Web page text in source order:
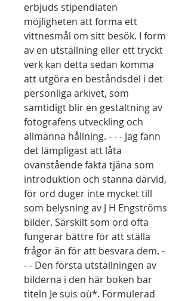
erbjuds stipendiaten
möjligheten att forma ett
vittnesmål om sitt besök. I form
av en utställning eller ett tryckt
verk kan detta sedan komma
att utgöra en beståndsdel i det
personliga arkivet, som
samtidigt blir en gestaltning av
fotografens utveckling och
allmänna hållning. - - - Jag fann
det lämpligast att låta
ovanstående fakta tjäna som
introduktion och stanna därvid,
för ord duger inte mycket till
som belysning av J H Engströms
bilder. Särskilt som ord ofta
fungerar bättre för att ställa
frågor än för att besvara dem. -
- - Den första utställningen av
bilderna i den här boken bar
titeln Je suis où*. Formulerad